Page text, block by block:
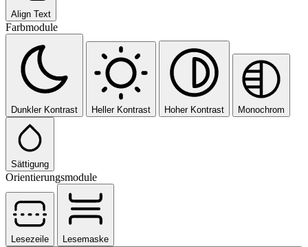
Align Text
Farbmodule
Dunkler Kontrast Heller Kontrast Hoher Kontrast Monochrom
Sättigung
Orientierungsmodule
Lesezeile
Lesemaske